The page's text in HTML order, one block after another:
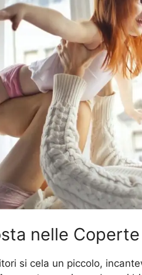
nelle Coperte
si cela un piccolo,